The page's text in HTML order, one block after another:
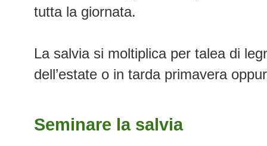
tutta la giornata.
La salvia si moltiplica per talea di
dell’estate o in tarda primavera
Seminare la salvia